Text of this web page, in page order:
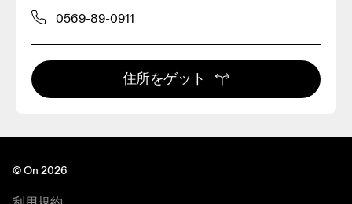
0569-89-0911
住所をゲット
© On 2026